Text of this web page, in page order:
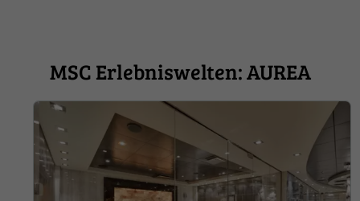
MSC Erlebniswelten: AUREA